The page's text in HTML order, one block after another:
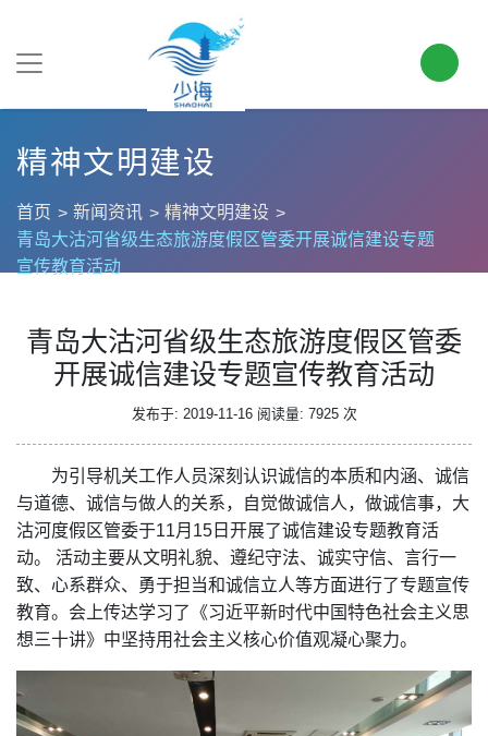
精神文明建设
首页 新闻资讯
精神文明建设
青岛大沽河省级生态旅游度假区管委开展诚信建设专题
宣传教育活动
青岛大沽河省级生态旅游度假区管委
开展诚信建设专题宣传教育活动
发布于: 2019-11-16 阅读量: 7925 次
为引导机关工作人员深刻认识诚信的本质和内涵、诚信
与道德、诚信与做人的关系，自觉做诚信人，做诚信事，大
沽河度假区管委于11月15日开展了诚信建设专题教育活
动。 活动主要从文明礼貌、遵纪守法、诚实守信、言行一
致、心系群众、勇于担当和诚信立人等方面进行了专题宣传
教育。会上传达学习了《习近平新时代中国特色社会主义思
想三十讲》中坚持用社会主义核心价值观凝心聚力。